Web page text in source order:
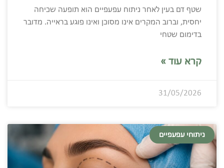
שטף דם בעין לאחר ניתוח עפעפיים הוא תופעה שכיחה
יחסית, וברוב המקרים אינו מסוכן ואינו פוגע בראייה. מדובר
בדימום שטחי
קרא עוד »
31/05/2026
ניתוחי עפעפיים